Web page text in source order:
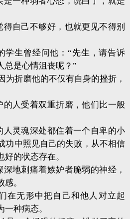
得自己不够好，也就更见不得别
学生曾经问他：“先生，请告诉
总是心情沮丧呢？”
为折磨他的不仅有自身的挫折，
的人受着双重折磨，他们比一般
人灵魂深处都住着一个自卑的小
功中照见自己的失败，从不相信
的状态存在。
地刺痛着嫉妒者脆弱的神经，
。
在无形中把自己和他人对立起
种病态。